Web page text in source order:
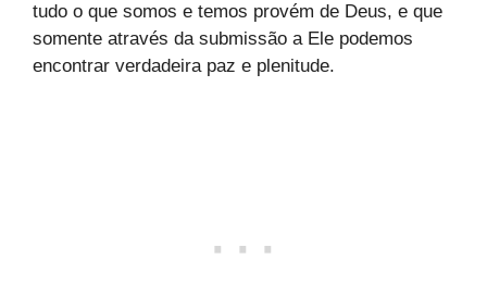
tudo o que somos e temos provém de Deus, e que
somente através da submissão a Ele podemos
encontrar verdadeira paz e plenitude.